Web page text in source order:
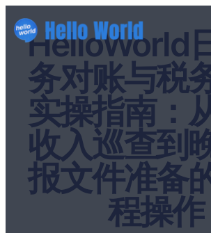
HelloWorld
务对账与税
实操指南：
收入巡查到
报文件准备
程操作